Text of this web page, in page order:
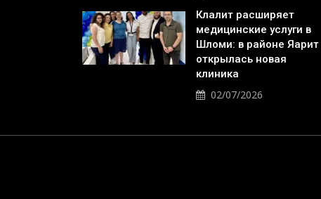
Клалит расширяет
медицинские услуги в
Шломи: в районе Яарит
открылась новая
клиника
02/07/2026